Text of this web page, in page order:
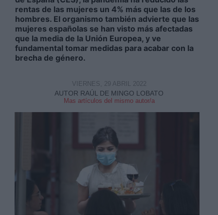
rentas de las mujeres un 4% más que las de los
hombres. El organismo también advierte que las
mujeres españolas se han visto más afectadas
que la media de la Unión Europea, y ve
fundamental tomar medidas para acabar con la
brecha de género.
AUTOR RAÚL DE MINGO LOBATO
Mas artículos del mismo autor/a
VIERNES, 29 ABRIL 2022